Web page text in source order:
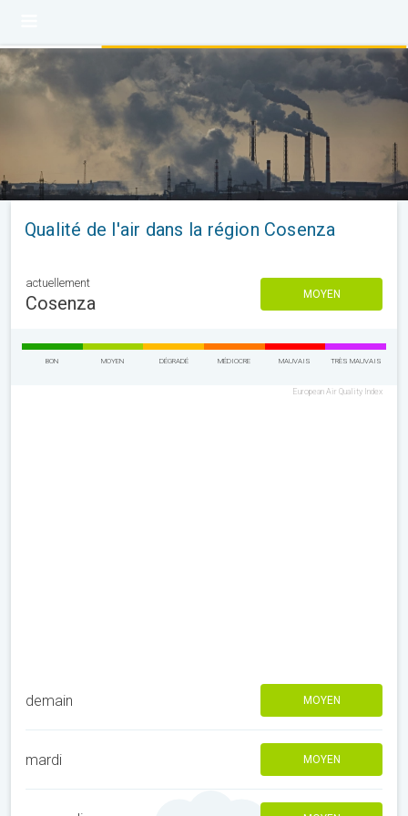
Qualité de l'air dans la région Cosenza
actuellement
Cosenza MOYEN
BON MOYEN DÉGRADÉ MÉDIOCRE MAUVAIS TRÈS MAUVAIS
European Air Quality Index
demain MOYEN
mardi MOYEN